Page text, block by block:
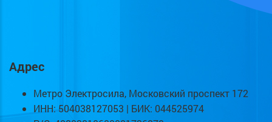
Адрес
Метро Электросила, Московский проспект 172
ИНН: 504038127053 | БИК: 044525974